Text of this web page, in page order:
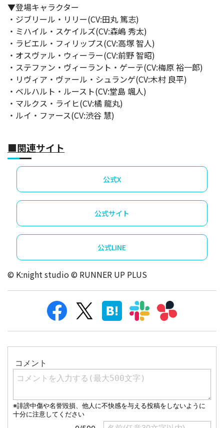
▼登場キャラクター
・ジブリール・リリー(CV:田丸 篤志)
・ミハイル・スケイルズ(CV:森嶋 秀太)
・ラビエル・フィリップス(CV:高塚 智人)
・オスヴァル・ウィーラー(CV:前野 智昭)
・ステファン・ヴィーラント・ゲーテ(CV:梅原 裕一郎)
・リヴィア・ヴァール・シュランゲ(CV:木村 良平)
・ベルハルト・ルースト(CV:堂島 颯人)
・マルクス・ライヒ(CV:橘 龍丸)
・ルイ・ファース(CV:渋谷 慧)
■関連サイト
公式X
公式サイト
公式LINE
© K:night studio © RUNNER UP PLUS